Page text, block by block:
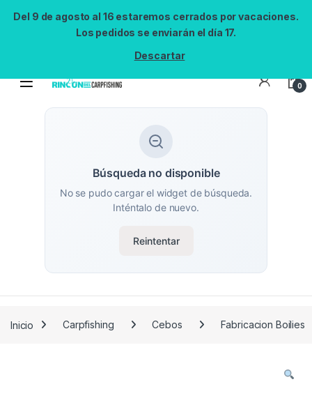
Del 9 de agosto al 16 estaremos cerrados por vacaciones.
Los pedidos se enviarán el día 17.
Descartar
0
Búsqueda no disponible
No se pudo cargar el widget de búsqueda.
Inténtalo de nuevo.
Reintentar
Inicio Carpfishing Cebos Fabricacion Boilies